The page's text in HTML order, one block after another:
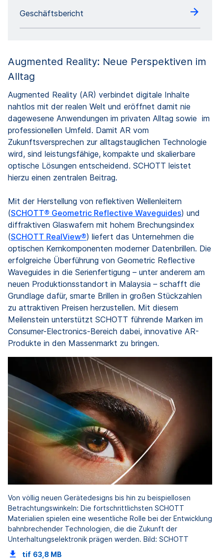
Geschäftsbericht
Augmented Reality: Neue Perspektiven im
Alltag
Augmented Reality (AR) verbindet digitale Inhalte
nahtlos mit der realen Welt und eröffnet damit nie
dagewesene Anwendungen im privaten Alltag sowie im
professionellen Umfeld. Damit AR vom
Zukunftsversprechen zur alltagstauglichen Technologie
wird, sind leistungsfähige, kompakte und skalierbare
optische Lösungen entscheidend. SCHOTT leistet
hierzu einen zentralen Beitrag.
Mit der Herstellung von reflektiven Wellenleitern
(SCHOTT® Geometric Reflective Waveguides) und
diffraktiven Glaswafern mit hohem Brechungsindex
(SCHOTT RealView®) liefert das Unternehmen die
optischen Kernkomponenten moderner Datenbrillen. Die
erfolgreiche Überführung von Geometric Reflective
Waveguides in die Serienfertigung – unter anderem am
neuen Produktionsstandort in Malaysia – schafft die
Grundlage dafür, smarte Brillen in großen Stückzahlen
zu attraktiven Preisen herzustellen. Mit diesem
Meilenstein unterstützt SCHOTT führende Marken im
Consumer-Electronics-Bereich dabei, innovative AR-
Produkte in den Massenmarkt zu bringen.
Von völlig neuen Gerätedesigns bis hin zu beispiellosen
Betrachtungswinkeln: Die fortschrittlichsten SCHOTT
Materialien spielen eine wesentliche Rolle bei der Entwicklung
bahnbrechender Technologien, die die Zukunft der
Unterhaltungselektronik prägen werden. Bild: SCHOTT
tif 63,8 MB